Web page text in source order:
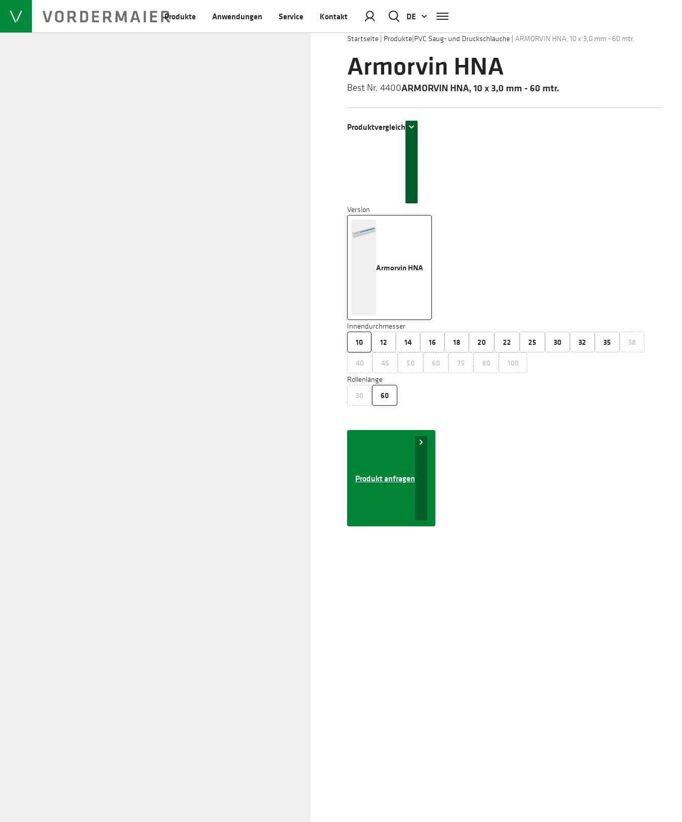
Produkte Anwendungen Service Kontakt DE
Startseite | Produkte|PVC Saug- und Druckschläuche | ARMORVIN HNA, 10 x 3,0 mm - 60 mtr.
Armorvin HNA
Best Nr. 4400ARMORVIN HNA, 10 x 3,0 mm - 60 mtr.
Produktvergleich
Version
Armorvin HNA
Innendurchmesser
10 12 14 16 18 20 22 25 30 32 35
38
40
45 50 60 75 80 100
Rollenlänge
30 60
Produkt anfragen